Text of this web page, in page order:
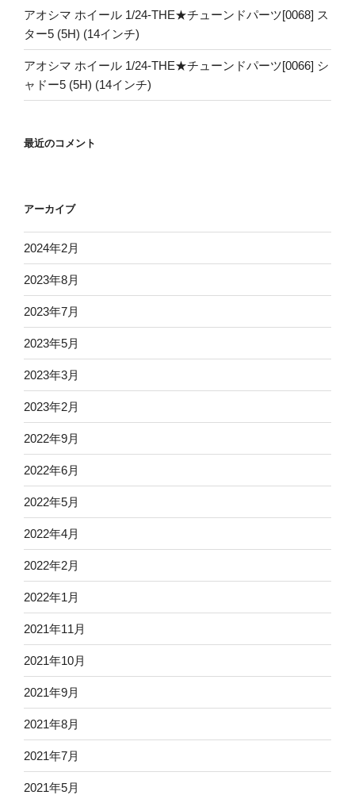
アオシマ ホイール 1/24-THE★チューンドパーツ[0068] ス
ター5 (5H) (14インチ)
アオシマ ホイール 1/24-THE★チューンドパーツ[0066] シ
ャドー5 (5H) (14インチ)
最近のコメント
アーカイブ
2024年2月
2023年8月
2023年7月
2023年5月
2023年3月
2023年2月
2022年9月
2022年6月
2022年5月
2022年4月
2022年2月
2022年1月
2021年11月
2021年10月
2021年9月
2021年8月
2021年7月
2021年5月